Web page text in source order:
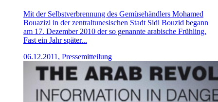
Mit der Selbstverbrennung des Gemüsehändlers Mohamed
Bouazizi in der zentraltunesischen Stadt Sidi Bouzid begann
am 17. Dezember 2010 der so genannte arabische Frühling.
Fast ein Jahr später...
06.12.2011, Pressemitteilung